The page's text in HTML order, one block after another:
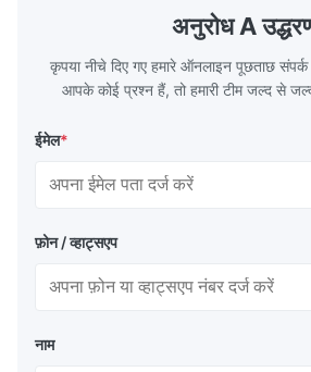
the basic component of boiler water
circulation loop.Because of both
अनुरोध A
कृपया नीचे दिए गए हमारे ऑनलाइन पूछताछ संपर्क
आपके कोई प्रश्न हैं, तो हमारी टीम जल्द से
ईमेल*
फ़ोन / व्हाट्सएप
नाम